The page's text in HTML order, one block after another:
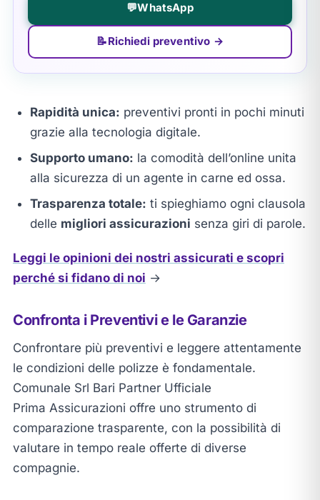
💬WhatsApp
📝Richiedi preventivo →
Rapidità unica: preventivi pronti in pochi minuti
grazie alla tecnologia digitale.
Supporto umano: la comodità dell’online unita
alla sicurezza di un agente in carne ed ossa.
Trasparenza totale: ti spieghiamo ogni clausola
delle migliori assicurazioni senza giri di parole.
Leggi le opinioni dei nostri assicurati e scopri
perché si fidano di noi →
Confronta i Preventivi e le Garanzie
Confrontare più preventivi e leggere attentamente
le condizioni delle polizze è fondamentale.
Comunale Srl Bari Partner Ufficiale
Prima Assicurazioni offre uno strumento di
comparazione trasparente, con la possibilità di
valutare in tempo reale offerte di diverse
compagnie.